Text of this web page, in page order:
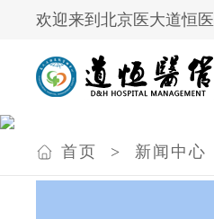
欢迎来到北京医大道恒
首页 > 新闻中心